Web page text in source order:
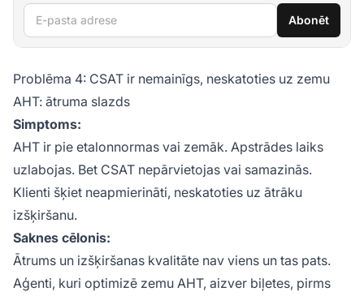
E-pasta adrese Abonēt
Problēma 4: CSAT ir nemainīgs, neskatoties uz zemu
AHT: ātruma slazds
Simptoms:
AHT ir pie etalonnormas vai zemāk. Apstrādes laiks
uzlabojas. Bet CSAT nepārvietojas vai samazinās.
Klienti šķiet neapmierināti, neskatoties uz ātrāku
izšķiršanu.
Saknes cēlonis:
Ātrums un izšķiršanas kvalitāte nav viens un tas pats.
Aģenti, kuri optimizē zemu AHT, aizver biļetes, pirms